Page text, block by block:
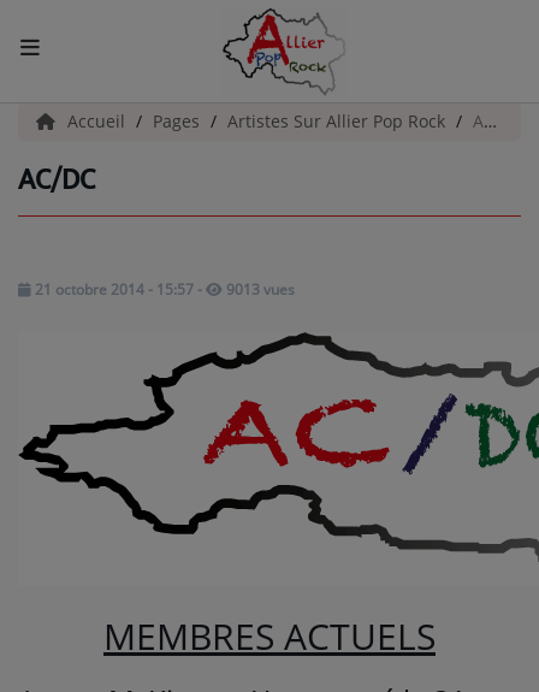
ACCUEIL
Actualités
AGENDA CULTUREL - ALLIER
La Radio
EMISSIONS
PODCASTS
Accueil Pages Artistes Sur Allier Pop Rock AC/DC
AC/DC
21 octobre 2014 - 15:57 - 9013 vues
MEMBRES ACTUELS